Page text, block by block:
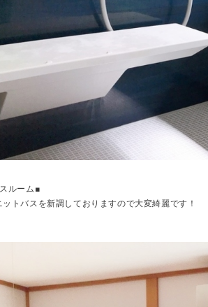
ルーム■
ットバスを新調しておりますので大変綺麗です！